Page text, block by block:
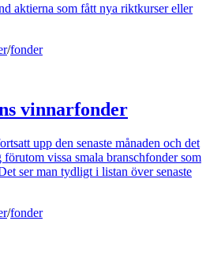
aktierna som fått nya riktkurser eller
/fonder
vinnarfonder
upp den senaste månaden och det
vissa smala branschfonder som
ser man tydligt i listan över senaste
/fonder